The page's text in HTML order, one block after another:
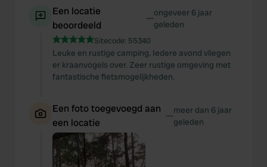
Een locatie
beoordeeld
—ongeveer 6 jaar
geleden
Sitecode: 55340
Leuke en rustige camping. Iedere avond vliegen
er kraanvogels over. Zeer rustige omgeving met
fantastische fietsmogelijkheden.
Een foto toegevoegd aan
een locatie
—meer dan 6 jaar
geleden